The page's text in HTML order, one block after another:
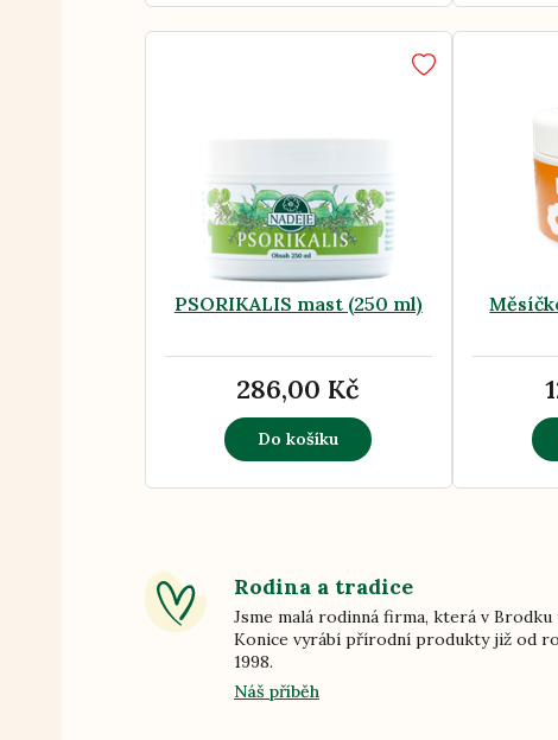
PSORIKALIS mast (250 ml)
286,00 Kč
Do košíku
Rodina a tradice
Jsme malá rodinná firma, která v Brodku
Konice vyrábí přírodní produkty již od
1998.
Náš příběh